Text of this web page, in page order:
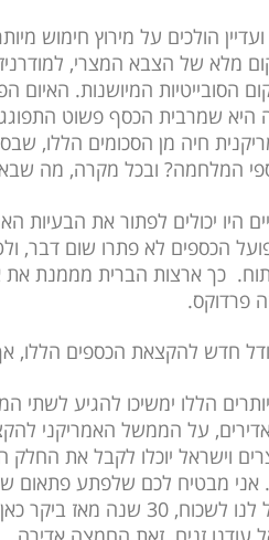
הולכים על מירוץ חימוש
מלא של הצבא המצרי,
הסובייטיות המיושנות. האיום
היא שמרבית הכסף פשוט
חיה מן הסכומים הללו,
המלחמה? ובכל מקרה, מה
היו יכולים לפתור את
הכספים לא פתרו שום דבר,
כך ארצות הברית מממנת את
פרדוקס.
חדש להקצאת הכספים הללו,
הללו ימשיכו להגיע לשתי
על הממשל האמריקני
וישראל יוכלו לקבל את החלק
מבטיח לכם שלפתע פתאום
לקידום פרויקטים ביחד. אל